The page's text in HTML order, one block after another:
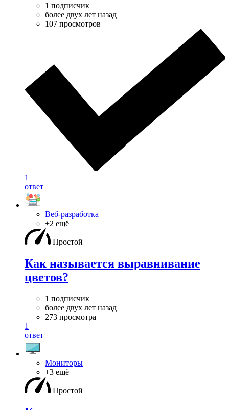
1 подписчик
более двух лет назад
107 просмотров
1
ответ
Веб-разработка
+2 ещё
Простой
Как называется выравнивание
цветов?
1 подписчик
более двух лет назад
273 просмотра
1
ответ
Мониторы
+3 ещё
Простой